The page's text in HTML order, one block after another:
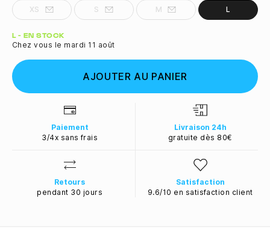
XS S M L
Quantité
L - EN STOCK
Chez vous le mardi 11 août
AJOUTER AU PANIER
Paiement
3/4x sans frais
Livraison 24h
gratuite dès 80€
Retours
pendant 30 jours
Satisfaction
9.6/10 en satisfaction client